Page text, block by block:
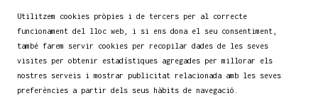
08700 IGUALADA (Barcelona)
info@mostraigualada.cat
Sitemap Avís legal | Ús de Cookies
Contacte
Utilitzem cookies pròpies i de tercers per al correcte
funcionament del lloc web, i si ens dona el seu consentiment,
també farem servir cookies per recopilar dades de les seves
visites per obtenir estadístiques agregades per millorar els
nostres serveis i mostrar publicitat relacionada amb les seves
preferències a partir dels seus hàbits de navegació.